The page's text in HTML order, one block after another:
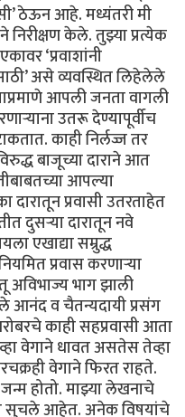
ठेऊन आहे. मध्यंतरी मी
निरीक्षण केले. तुझ्या प्रत्येक
‘प्रवाशांनी
असे व्यवस्थित लिहेलेले
आपली जनता वागली
उतरू देण्यापूर्वीच
काही निर्लज्ज तर
बाजूच्या दाराने आत
आपल्या
प्रवासी उतरताहेत
दुसऱ्या दारातून नवे
एखाद्या सम्रुद्ध
प्रवास करणाऱ्या
अविभाज्य भाग झाली
आनंद व चैतन्यदायी प्रसंग
काही सहप्रवासी आता
वेगाने धावत असतेस तेव्हा
वेगाने फिरत राहते.
होतो. माझ्या लेखनाचे
सुचले आहेत. अनेक विषयांचे